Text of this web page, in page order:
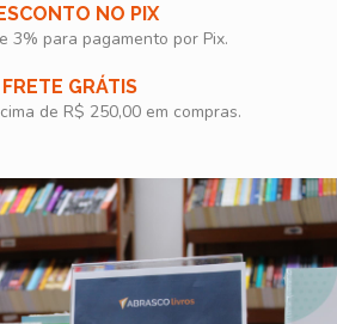
NO PIX
3% para pagamento por Pix.
FRETE GRÁTIS
de R$ 250,00 em compras.